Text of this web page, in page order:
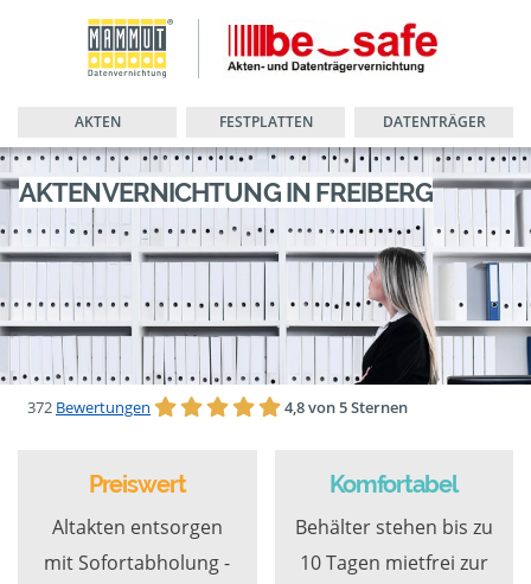
AKTEN FESTPLATTEN DATENTRÄGER
AKTENVERNICHTUNG IN FREIBERG
372 Bewertungen 4,8 von 5 Sternen
Preiswert
Altakten entsorgen
mit Sofortabholung -
Komfortabel
Behälter stehen bis zu
10 Tagen mietfrei zur